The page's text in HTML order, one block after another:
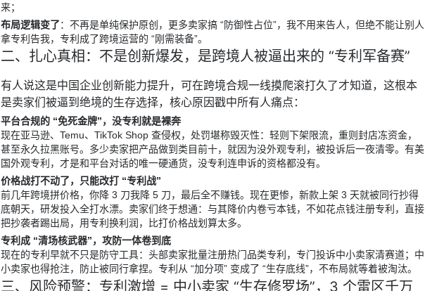
来；
布局逻辑变了：不再是单纯保护原创，更多卖家搞 “防御性占位”，我不用来告人，但绝不能让别人
拿专利告我，专利成了跨境运营的 “刚需装备”。
二、扎心真相：不是创新爆发，是跨境人被逼出来的 “专利军备赛”
有人说这是中国企业创新能力提升，可在跨境合规一线摸爬滚打久了才知道，这根本
是卖家们被逼到绝境的生存选择，核心原因戳中所有人痛点：
平台合规的 “免死金牌”，没专利就是裸奔
现在亚马逊、Temu、TikTok Shop 查侵权，处罚堪称毁灭性：轻则下架限流，重则封店冻资金，
甚至永久拉黑账号。多少卖家把产品做到类目前十，就因为没外观专利，被投诉后一夜清零。有美
国外观专利，才是和平台对话的唯一硬通货，没专利连申诉的资格都没有。
价格战打不动了，只能改打 “专利战”
前几年跨境拼价格，你降 3 刀我降 5 刀，最后全不赚钱。现在更惨，新款上架 3 天就被同行抄得
底朝天，研发投入全打水漂。卖家们终于想通：与其降价内卷亏本钱，不如花点钱注册专利，直接
把抄袭者踢出局，用专利换利润，比打价格战划算太多。
专利成 “清场核武器”，攻防一体卷到底
现在的专利早就不只是防守工具：头部卖家批量注册热门品类专利，专门投诉中小卖家清赛道；中
小卖家也得抢注，防止被同行拿捏。专利从 “加分项” 变成了 “生存底线”，不布局就等着被淘汰。
三、风险预警：专利激增 = 中小卖家 “生存修罗场”，3 个雷区千万